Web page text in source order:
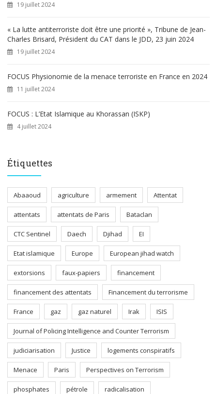
19 juillet 2024
« La lutte antiterroriste doit être une priorité », Tribune de Jean-
Charles Brisard, Président du CAT dans le JDD, 23 juin 2024
19 juillet 2024
FOCUS Physionomie de la menace terroriste en France en 2024
11 juillet 2024
FOCUS : L’Etat Islamique au Khorassan (ISKP)
4 juillet 2024
Étiquettes
Abaaoud agriculture armement Attentat
attentats attentats de Paris Bataclan
CTC Sentinel Daech Djihad EI
Etat islamique Europe European jihad watch
extorsions faux-papiers financement
financement des attentats Financement du terrorisme
France gaz gaz naturel Irak ISIS
Journal of Policing Intelligence and Counter Terrorism
judiciarisation Justice logements conspiratifs
Menace Paris Perspectives on Terrorism
phosphates pétrole radicalisation